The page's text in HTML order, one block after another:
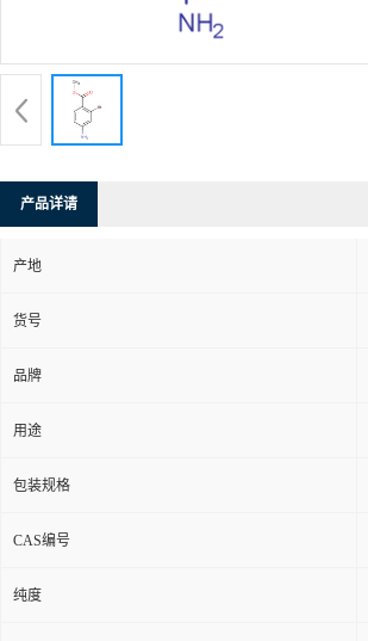
产品详请
产地
货号
品牌
用途
包装规格
CAS编号
纯度